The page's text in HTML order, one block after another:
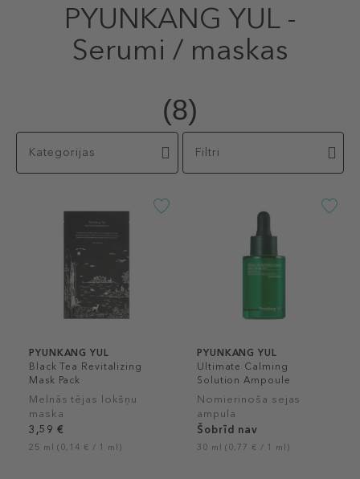
PYUNKANG YUL -
Serumi / maskas
(8)
Kategorijas Filtri
PYUNKANG YUL
Black Tea Revitalizing
Mask Pack
Melnās tējas lokšņu
maska
3,59 €
25 ml (0,14 € / 1 ml)
PYUNKANG YUL
Ultimate Calming
Solution Ampoule
Nomierinoša sejas
ampula
Šobrīd nav
30 ml (0,77 € / 1 ml)